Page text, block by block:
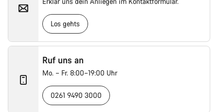
Los gehts
Ruf uns an
Mo. – Fr. 8:00–19:00 Uhr
0261 9490 3000